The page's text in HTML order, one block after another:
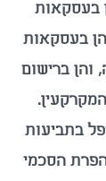
בעסקאות
הן בעסקאות
והן ברישום
בתביעות
הפרת הסכמי